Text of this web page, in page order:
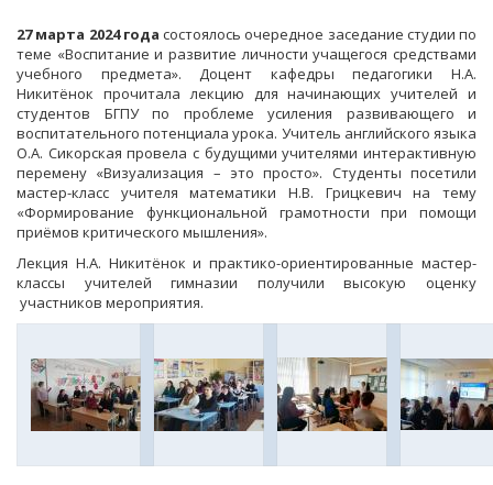
27 марта 2024 года состоялось очередное заседание студии по
теме «Воспитание и развитие личности учащегося средствами
учебного предмета». Доцент кафедры педагогики Н.А.
Никитёнок прочитала лекцию для начинающих учителей и
студентов БГПУ по проблеме усиления развивающего и
воспитательного потенциала урока. Учитель английского языка
О.А. Сикорская провела с будущими учителями интерактивную
перемену «Визуализация – это просто». Студенты посетили
мастер-класс учителя математики Н.В. Грицкевич на тему
«Формирование функциональной грамотности при помощи
приёмов критического мышления».
Лекция Н.А. Никитёнок и практико-ориентированные мастер-
классы учителей гимназии получили высокую оценку
участников мероприятия.